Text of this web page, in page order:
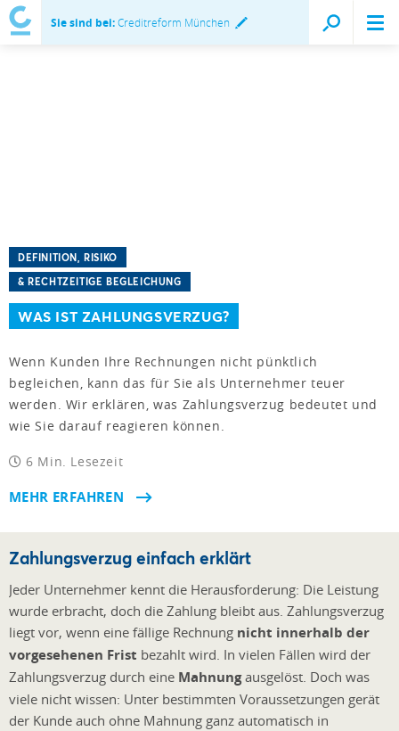
Sie sind bei:Creditreform München
DEFINITION, RISIKO
& RECHTZEITIGE BEGLEICHUNG
WAS IST ZAHLUNGSVERZUG?
Wenn Kunden Ihre Rechnungen nicht pünktlich
begleichen, kann das für Sie als Unternehmer teuer
werden. Wir erklären, was Zahlungsverzug bedeutet und
wie Sie darauf reagieren können.
6 Min. Lesezeit
MEHR ERFAHREN
Zahlungsverzug einfach erklärt
Jeder Unternehmer kennt die Herausforderung: Die Leistung
wurde erbracht, doch die Zahlung bleibt aus. Zahlungsverzug
liegt vor, wenn eine fällige Rechnung nicht innerhalb der
vorgesehenen Frist bezahlt wird. In vielen Fällen wird der
Zahlungsverzug durch eine Mahnungausgelöst. Doch was
viele nicht wissen: Unter bestimmten Voraussetzungen gerät
der Kunde auch ohne Mahnung ganz automatisch in